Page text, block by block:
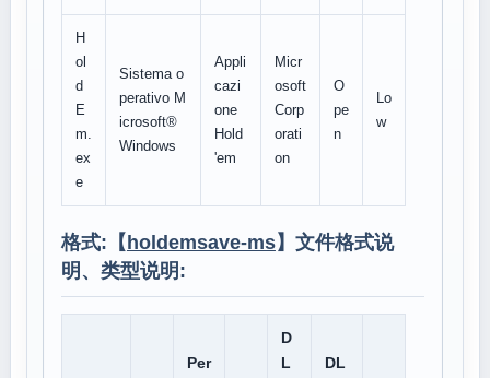
H
ol
d
E
m.
ex
e
Sistema o
perativo M
icrosoft®
Windows
Appli
cazi
one
Hold
'em
Micr
osoft
Corp
orati
on
O
pe
n
Lo
w
格式:【 holdemsave-ms】文件格式说
明、类型说明:
Per
D
L
DL